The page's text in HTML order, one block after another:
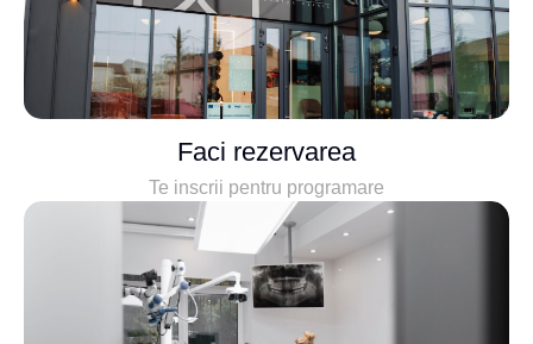
Faci rezervarea
Te inscrii pentru programare